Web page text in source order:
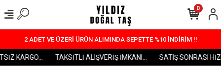
2 ADET VE ÜZERİ ÜRÜN ALIMINDA SEPETTE %10 İNDİRİM !!
KARGO... TAKSİTLİ ALIŞVERİŞ İMKANI... SATIŞ SONRASI
0